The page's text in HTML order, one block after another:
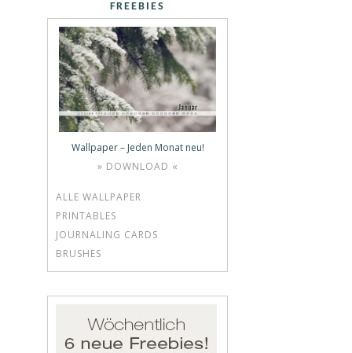
FREEBIES
Wallpaper – Jeden Monat neu!
» DOWNLOAD «
ALLE WALLPAPER
PRINTABLES
JOURNALING CARDS
BRUSHES